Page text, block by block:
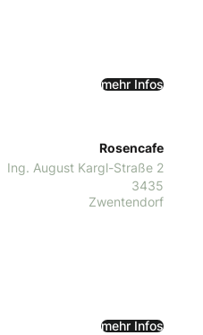
mehr Infos
Rosencafe
Ing. August Kargl-Straße 2
3435
Zwentendorf
mehr Infos